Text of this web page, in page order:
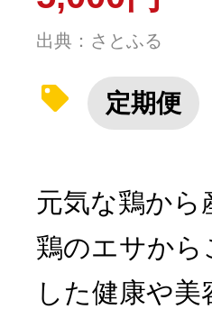
出典：さとふる
定期便
元気な鶏から
鶏のエサから
した健康や